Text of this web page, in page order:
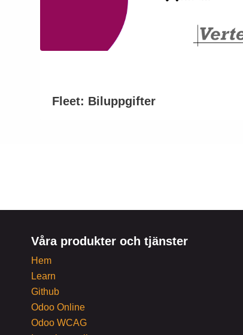
Fleet: Biluppgifter
Våra produkter och tjänster
Hem
Learn
Github
Odoo Online
Odoo WCAG